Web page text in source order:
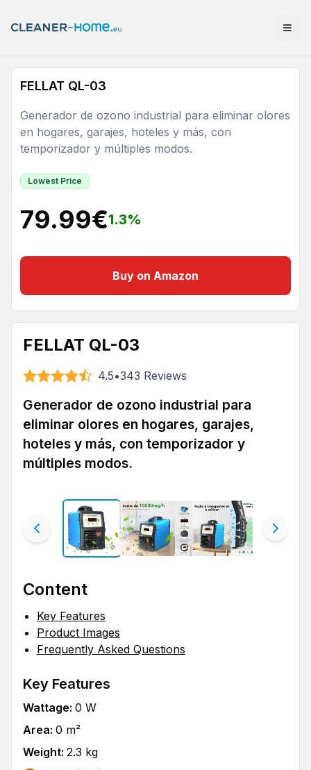
FELLAT QL-03
Generador de ozono industrial para eliminar olores
en hogares, garajes, hoteles y más, con
temporizador y múltiples modos.
Lowest Price
79.99€1.3%
Buy on Amazon
FELLAT QL-03
4.5•343 Reviews
Generador de ozono industrial para
eliminar olores en hogares, garajes,
hoteles y más, con temporizador y
múltiples modos.
Content
Key Features
Product Images
Frequently Asked Questions
Key Features
Wattage: 0 W
Area: 0 m²
Weight: 2.3 kg